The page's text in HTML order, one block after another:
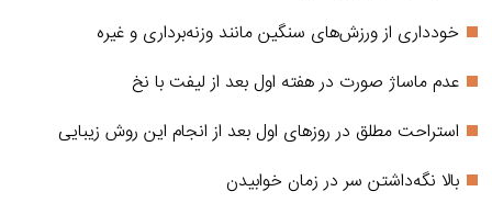
خودداری از ورزش‌های سنگین مانند وزنه‌برداری و غیره
عدم ماساژ صورت در هفته اول بعد از لیفت با نخ
استراحت مطلق در روزهای اول بعد از انجام این روش زیبایی
بالا نگه‌داشتن سر در زمان خوابیدن